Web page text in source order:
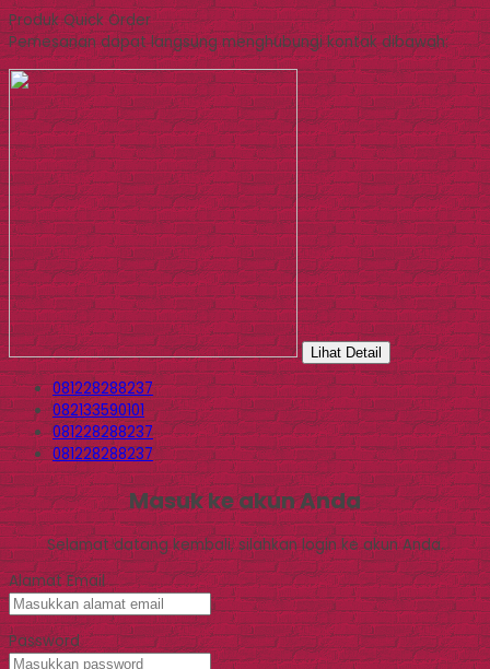
Produk Quick Order
Pemesanan dapat langsung menghubungi kontak dibawah:
Lihat Detail
081228288237
082133590101
081228288237
081228288237
Masuk ke akun Anda
Selamat datang kembali, silahkan login ke akun Anda.
Alamat Email
Password